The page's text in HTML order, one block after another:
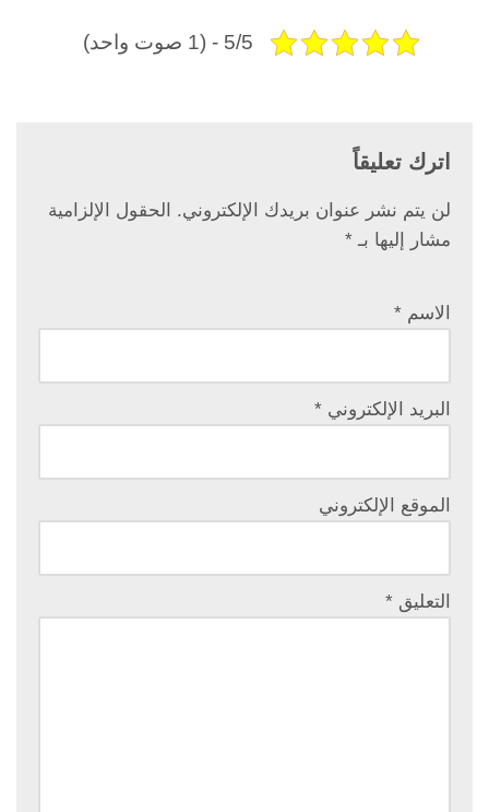
5/5 - (1 صوت واحد)
اترك تعليقاً
لن يتم نشر عنوان بريدك الإلكتروني.
الحقول الإلزامية
مشار إليها بـ *
الاسم *
البريد الإلكتروني *
الموقع الإلكتروني
التعليق *